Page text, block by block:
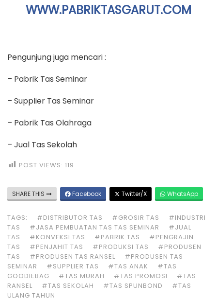
WWW.PABRIKTASGARUT.COM
Pengunjung juga mencari :
– Pabrik Tas Seminar
– Supplier Tas Seminar
– Pabrik Tas Olahraga
– Jual Tas Sekolah
POST VIEWS: 119
SHARE THIS Facebook Twitter/X WhatsApp
TAGS: #DISTRIBUTOR TAS #GROSIR TAS
#INDUSTRI
TAS
#JASA PEMBUATAN TAS TAS SEMINAR
#JUAL
TAS
#KONVEKSI TAS #PABRIK TAS
#PENGRAJIN
TAS
#PENJAHIT TAS #PRODUKSI TAS
#PRODUSEN
TAS
#PRODUSEN TAS RANSEL
#PRODUSEN TAS
SEMINAR
#SUPPLIER TAS #TAS ANAK
#TAS
GOODIEBAG
#TAS MURAH #TAS PROMOSI
#TAS
RANSEL
#TAS SEKOLAH #TAS SPUNBOND
#TAS
ULANG TAHUN